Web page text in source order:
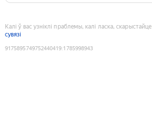
Калі ў вас узніклі праблемы, калі ласка, скарыстайце
сувязі
9175895749752440419:1785998943